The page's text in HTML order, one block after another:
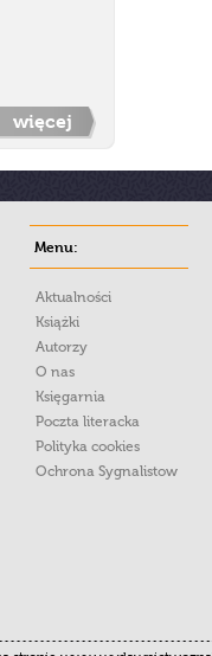
więcej
Menu:
Aktualności
Książki
Autorzy
O nas
Księgarnia
Poczta literacka
Polityka cookies
Ochrona Sygnalistow